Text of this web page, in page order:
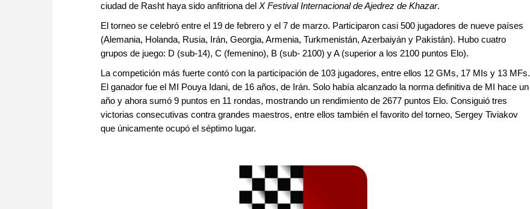
ciudad de Rasht haya sido anfitriona del X Festival Internacional de Ajedrez de Khazar.
El torneo se celebró entre el 19 de febrero y el 7 de marzo. Participaron casi 500 jugadores de nueve países
(Alemania, Holanda, Rusia, Irán, Georgia, Armenia, Turkmenistán, Azerbaiyán y Pakistán). Hubo cuatro
grupos de juego: D (sub-14), C (femenino), B (sub- 2100) y A (superior a los 2100 puntos Elo).
La competición más fuerte contó con la participación de 103 jugadores, entre ellos 12 GMs, 17 MIs y 13 MFs.
El ganador fue el MI Pouya Idani, de 16 años, de Irán. Solo había alcanzado la norma definitiva de MI hace un
año y ahora sumó 9 puntos en 11 rondas, mostrando un rendimiento de 2677 puntos Elo. Consiguió tres
victorias consecutivas contra grandes maestros, entre ellos también el favorito del torneo, Sergey Tiviakov
que únicamente ocupó el séptimo lugar.